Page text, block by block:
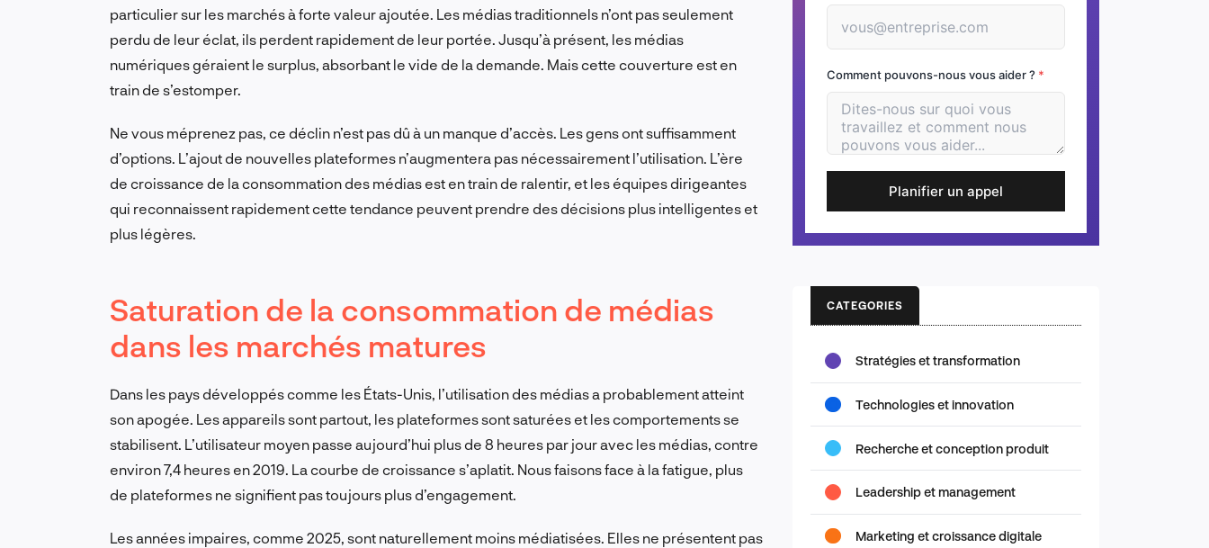
particulier sur les marchés à forte valeur ajoutée. Les médias traditionnels n’ont pas seulement
perdu de leur éclat, ils perdent rapidement de leur portée. Jusqu’à présent, les médias
numériques géraient le surplus, absorbant le vide de la demande. Mais cette couverture est en
train de s’estomper.
Ne vous méprenez pas, ce déclin n’est pas dû à un manque d’accès. Les gens ont suffisamment
d’options. L’ajout de nouvelles plateformes n’augmentera pas nécessairement l’utilisation. L’ère
de croissance de la consommation des médias est en train de ralentir, et les équipes dirigeantes
qui reconnaissent rapidement cette tendance peuvent prendre des décisions plus intelligentes et
plus légères.
Saturation de la consommation de médias
dans les marchés matures
Dans les pays développés comme les États-Unis, l’utilisation des médias a probablement atteint
son apogée. Les appareils sont partout, les plateformes sont saturées et les comportements se
stabilisent. L’utilisateur moyen passe aujourd’hui plus de 8 heures par jour avec les médias, contre
environ 7,4 heures en 2019. La courbe de croissance s’aplatit. Nous faisons face à la fatigue, plus
de plateformes ne signifient pas toujours plus d’engagement.
Les années impaires, comme 2025, sont naturellement moins médiatisées. Elles ne présentent pas
Comment pouvons-nous vous aider ? *
Planifier un appel
CATEGORIES
Stratégies et transformation
Technologies et innovation
Recherche et conception produit
Leadership et management
Marketing et croissance digitale